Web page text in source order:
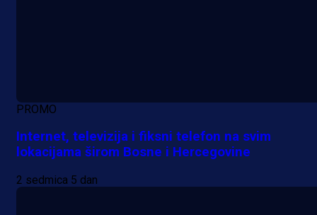
PROMO
Internet, televizija i fiksni telefon na svim
lokacijama širom Bosne i Hercegovine
2 sedmica 5 dan